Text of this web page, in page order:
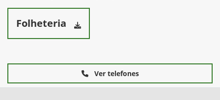
Folheteria
Ver telefones